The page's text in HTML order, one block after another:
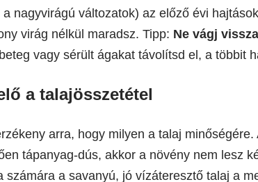
nagyvirágú változatok) az előző évi
virág nélkül maradsz. Tipp: Ne vágj
vagy sérült ágakat távolítsd el, a többit
a talajösszetétel
arra, hogy milyen a talaj
tápanyag-dús, akkor a növény nem lesz
számára a savanyú, jó vízáteresztő talaj a